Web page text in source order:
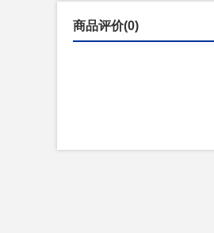
商品评价(0)